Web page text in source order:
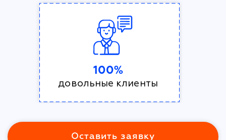
100%
довольные клиенты
Оставить заявку